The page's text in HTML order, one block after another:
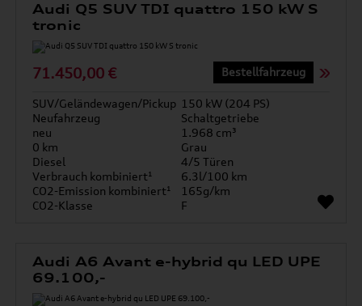
Audi Q5 SUV TDI quattro 150 kW S
tronic
71.450,00 € Bestellfahrzeug
SUV/Geländewagen/Pickup 150 kW (204 PS)
Neufahrzeug
Schaltgetriebe
neu
1.968 cm³
0 km
Grau
Diesel
4/5 Türen
Verbrauch kombiniert¹
6.3l/100 km
CO2-Emission kombiniert¹
165g/km
CO2-Klasse
F
Audi A6 Avant e-hybrid qu LED UPE
69.100,-